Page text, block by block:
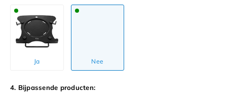
Ja Nee
4. Bijpassende producten: